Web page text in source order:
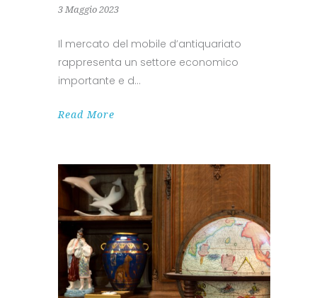
3 Maggio 2023
Il mercato del mobile d’antiquariato
rappresenta un settore economico
importante e d
Read More